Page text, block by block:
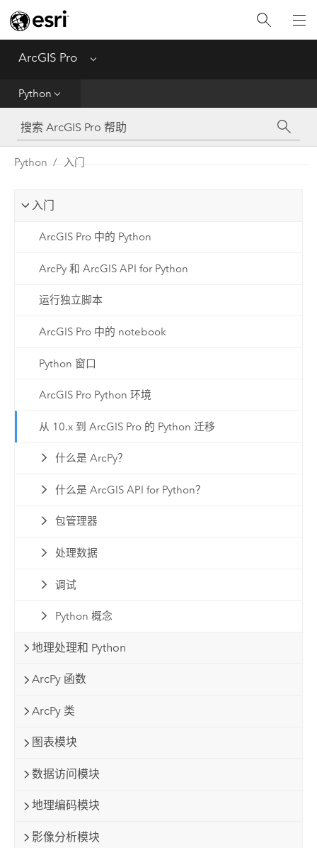
ArcGIS Pro Menu
Python
工具参考
Python
Python 入门
入门
ArcGIS Pro 中的 Python
ArcPy 和 ArcGIS API for Python
运行独立脚本
ArcGIS Pro 中的 notebook
Python 窗口
ArcGIS Pro Python 环境
从 10.x 到 ArcGIS Pro 的 Python 迁移
什么是 ArcPy？
什么是 ArcGIS API for Python？
包管理器
处理数据
调试
Python 概念
地理处理和 Python
ArcPy 函数
ArcPy 类
图表模块
数据访问模块
地理编码模块
影像分析模块